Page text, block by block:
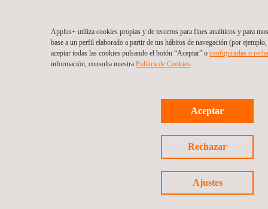
Applus+ utiliza cookies propias y de terceros para fines analíticos y para
base a un perfil elaborado a partir de tus hábitos de navegación (por
aceptar todas las cookies pulsando el botón “Aceptar” oconfigurarlas o
información, consulta nuestraPolítica de Cookies
Aceptar
Rechazar
Ajustes